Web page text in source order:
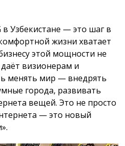
в Узбекистане — это шаг в
жизни хватает
этой мощности не
даёт визионерам и
менять мир — внедрять
города, развивать
вещей. Это не просто
— это новый